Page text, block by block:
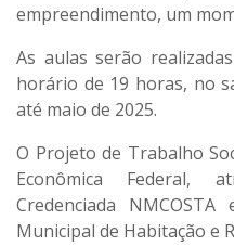
empreendimento, um
As aulas serão
horário de 19 horas, no
até maio de 2025.
O Projeto de Trabalho
Econômica Federal,
Credenciada
Municipal de Habitação e